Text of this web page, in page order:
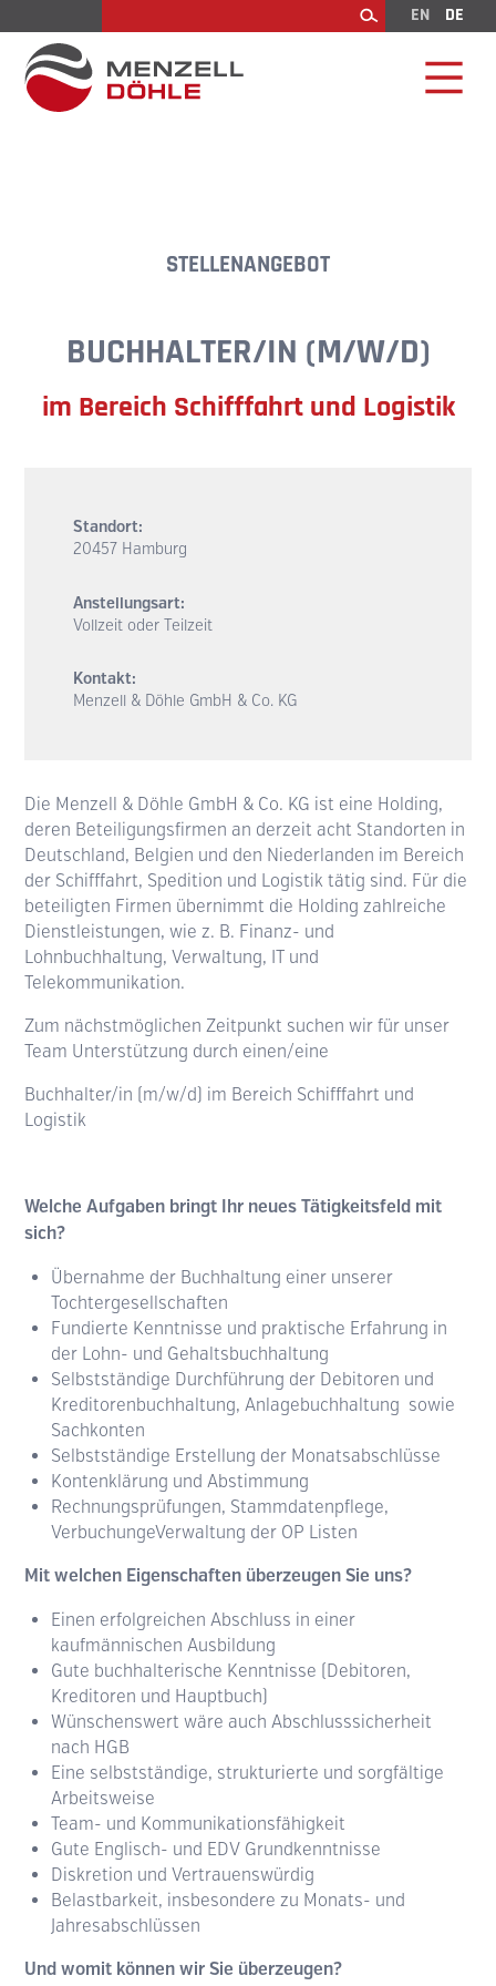
Suchen
EN DE
STELLENANGEBOT
BUCHHALTER/IN (M/W/D)
im Bereich Schifffahrt und Logistik
Standort:
20457 Hamburg
Anstellungsart:
Vollzeit oder Teilzeit
Kontakt:
Menzell & Döhle GmbH & Co. KG
Die Menzell & Döhle GmbH & Co. KG ist eine Holding,
deren Beteiligungsfirmen an derzeit acht Standorten in
Deutschland, Belgien und den Niederlanden im Bereich
der Schifffahrt, Spedition und Logistik tätig sind. Für die
beteiligten Firmen übernimmt die Holding zahlreiche
Dienstleistungen, wie z. B. Finanz- und
Lohnbuchhaltung, Verwaltung, IT und
Telekommunikation.
Zum nächstmöglichen Zeitpunkt suchen wir für unser
Team Unterstützung durch einen/eine
Buchhalter/in (m/w/d) im Bereich Schifffahrt und
Logistik
Welche Aufgaben bringt Ihr neues Tätigkeitsfeld mit
sich?
Übernahme der Buchhaltung einer unserer
Tochtergesellschaften
Fundierte Kenntnisse und praktische Erfahrung in
der Lohn- und Gehaltsbuchhaltung
Selbstständige Durchführung der Debitoren und
Kreditorenbuchhaltung, Anlagebuchhaltung sowie
Sachkonten
Selbstständige Erstellung der Monatsabschlüsse
Kontenklärung und Abstimmung
Rechnungsprüfungen, Stammdatenpflege,
VerbuchungeVerwaltung der OP Listen
Mit welchen Eigenschaften überzeugen Sie uns?
Einen erfolgreichen Abschluss in einer
kaufmännischen Ausbildung
Gute buchhalterische Kenntnisse (Debitoren,
Kreditoren und Hauptbuch)
Wünschenswert wäre auch Abschlusssicherheit
nach HGB
Eine selbstständige, strukturierte und sorgfältige
Arbeitsweise
Team- und Kommunikationsfähigkeit
Gute Englisch- und EDV Grundkenntnisse
Diskretion und Vertrauenswürdig
Belastbarkeit, insbesondere zu Monats- und
Jahresabschlüssen
Und womit können wir Sie überzeugen?